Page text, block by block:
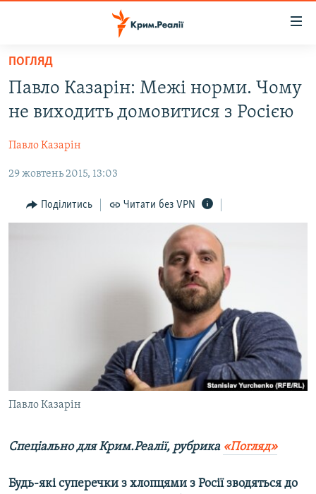
Перейти
основного
матеріалу
до
навігації
Перейти
ПОЛІТИКА
БЛОГИ
ПОГЛЯД
СВІДЧЕННЯ ОКУПАЦІЇ
УКРАЇНСЬКА ПРОБЛЕМА КРИМУ
ІНФОГРАФІКА
ДОЛУЧАЙСЯ!
ПОГЛЯД
Павло Казарін: Межі норми. Чому
не виходить домовитися з Росією
Павло Казарін
29 жовтень 2015, 13:03
Поділитись Читати без VPN
Павло Казарін
Спеціально для Крим.Реалії, рубрика «Погляд»
Будь-які суперечки з хлопцями з Росії зводяться до